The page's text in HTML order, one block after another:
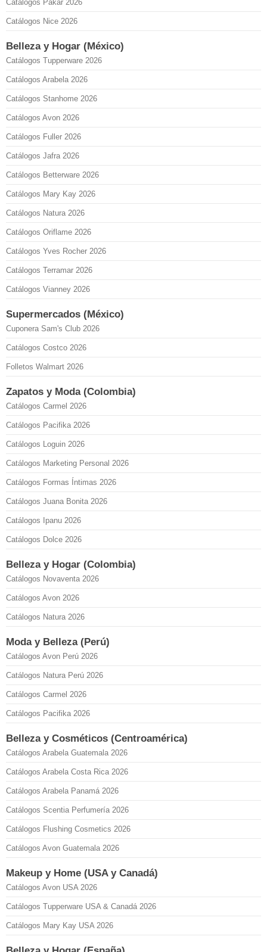
Catálogos Pakar 2026
Catálogos Nice 2026
Belleza y Hogar (México)
Catálogos Tupperware 2026
Catálogos Arabela 2026
Catálogos Stanhome 2026
Catálogos Avon 2026
Catálogos Fuller 2026
Catálogos Jafra 2026
Catálogos Betterware 2026
Catálogos Mary Kay 2026
Catálogos Natura 2026
Catálogos Oriflame 2026
Catálogos Yves Rocher 2026
Catálogos Terramar 2026
Catálogos Vianney 2026
Supermercados (México)
Cuponera Sam's Club 2026
Catálogos Costco 2026
Folletos Walmart 2026
Zapatos y Moda (Colombia)
Catálogos Carmel 2026
Catálogos Pacifika 2026
Catálogos Loguin 2026
Catálogos Marketing Personal 2026
Catálogos Formas Íntimas 2026
Catálogos Juana Bonita 2026
Catálogos Ipanu 2026
Catálogos Dolce 2026
Belleza y Hogar (Colombia)
Catálogos Novaventa 2026
Catálogos Avon 2026
Catálogos Natura 2026
Moda y Belleza (Perú)
Catálogos Avon Perú 2026
Catálogos Natura Perú 2026
Catálogos Carmel 2026
Catálogos Pacifika 2026
Belleza y Cosméticos (Centroamérica)
Catálogos Arabela Guatemala 2026
Catálogos Arabela Costa Rica 2026
Catálogos Arabela Panamá 2026
Catálogos Scentia Perfumería 2026
Catálogos Flushing Cosmetics 2026
Catálogos Avon Guatemala 2026
Makeup y Home (USA y Canadá)
Catálogos Avon USA 2026
Catálogos Tupperware USA & Canadá 2026
Catálogos Mary Kay USA 2026